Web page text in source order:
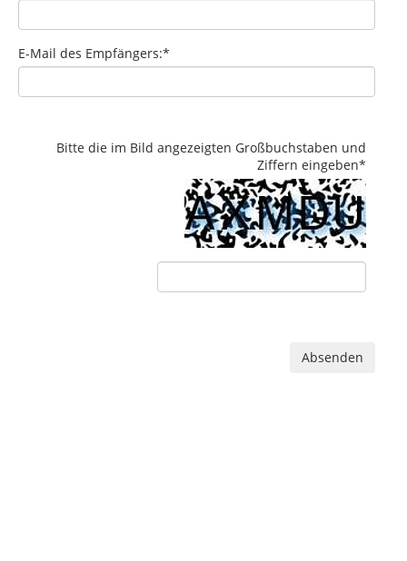
E-Mail des Empfängers:*
Bitte die im Bild angezeigten Großbuchstaben und
Ziffern eingeben*
Absenden